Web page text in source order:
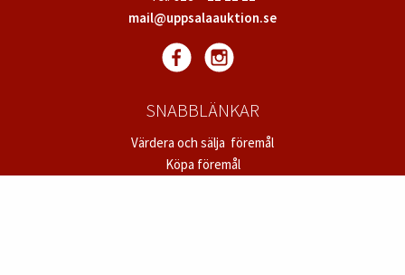
mail@uppsalaauktion.se
SNABBLÄNKAR
Värdera och sälja föremål
Köpa föremål